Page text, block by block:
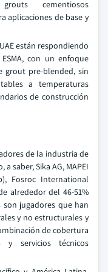
cementiosos
aplicaciones de base y
están respondiendo
con un enfoque
grout pre-blended, sin
a temperaturas
de construcción
de la industria de
saber, Sika AG, MAPEI
Fosroc International
alrededor del 46-51%
jugadores que han
y no estructurales y
de cobertura
y servicios técnicos